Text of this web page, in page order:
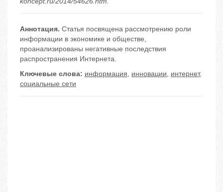
Аннотация. Статья посвящена рассмотрению роли
информации в экономике и обществе,
проанализированы негативные последствия
распространения Интернета.
Ключевые слова: информация, инновации, интернет,
социальные сети